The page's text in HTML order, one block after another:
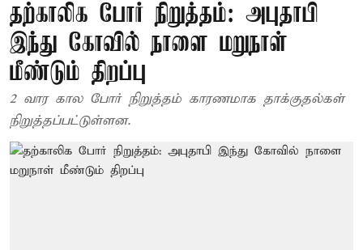
தற்காலிக போர் நிறுத்தம்: அபுதாபி
இந்து கோவில் நாளை மறுநாள்
மீண்டும் திறப்பு
2 வார கால போர் நிறுத்தம் காரணமாக தாக்குதல்கள்
நிறுத்தப்பட்டுள்ளன.